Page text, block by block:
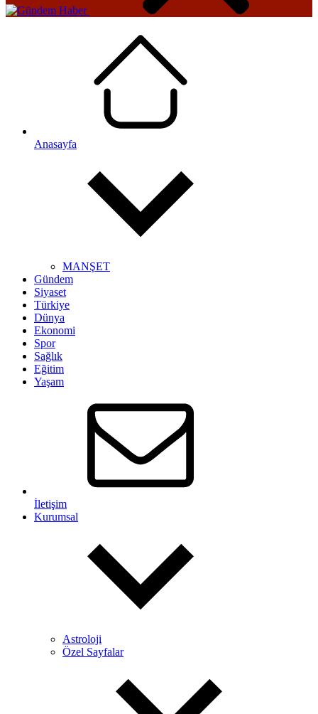
Anasayfa
MANŞET
Gündem
Siyaset
Türkiye
Dünya
Ekonomi
Spor
Sağlık
Eğitim
Yaşam
İletişim
Kurumsal
Astroloji
Özel Sayfalar